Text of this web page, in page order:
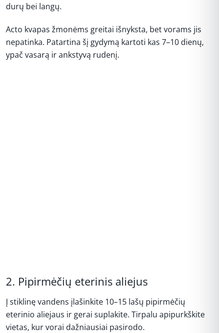
durų bei langų.
Acto kvapas žmonėms greitai išnyksta, bet vorams jis
nepatinka. Patartina šį gydymą kartoti kas 7–10 dienų,
ypač vasarą ir ankstyvą rudenį.
2. Pipirmėčių eterinis aliejus
Į stiklinę vandens įlašinkite 10–15 lašų pipirmėčių
eterinio aliejaus ir gerai suplakite. Tirpalu apipurkškite
vietas, kur vorai dažniausiai pasirodo.